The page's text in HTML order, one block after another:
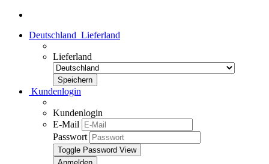
Deutschland Lieferland
Lieferland
Kundenlogin
Kundenlogin
E-Mail
Passwort
Toggle Password View